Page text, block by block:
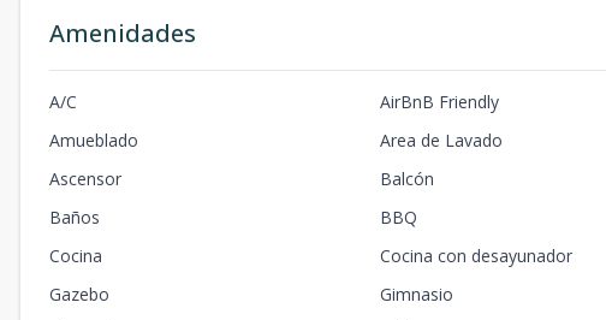
Amenidades
A/C AirBnB Friendly
Amueblado
Area de Lavado
Ascensor
Balcón
Baños
BBQ
Cocina
Cocina con desayunador
Gazebo
Gimnasio